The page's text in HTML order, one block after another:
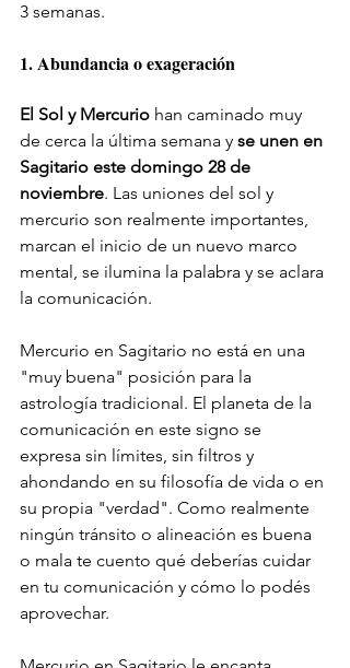
3 semanas.
1. Abundancia o exageración
El Sol y Mercurio han caminado muy
de cerca la última semana y se unen en
Sagitario este domingo 28 de
noviembre. Las uniones del sol y
mercurio son realmente importantes,
marcan el inicio de un nuevo marco
mental, se ilumina la palabra y se aclara
la comunicación.
Mercurio en Sagitario no está en una
"muy buena" posición para la
astrología tradicional. El planeta de la
comunicación en este signo se
expresa sin límites, sin filtros y
ahondando en su filosofía de vida o en
su propia "verdad". Como realmente
ningún tránsito o alineación es buena
o mala te cuento qué deberías cuidar
en tu comunicación y cómo lo podés
aprovechar.